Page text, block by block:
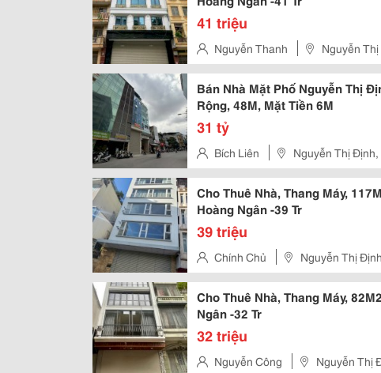
41 triệu
Nguyễn Thanh Nguyễn
Bán Nhà Mặt Phố Nguyễn Thị
Rộng, 48M, Mặt Tiền 6M
31 tỷ
Bích Liên Nguyễn Thị
Cho Thuê Nhà, Thang Máy,
Hoàng Ngân -39 Tr
39 triệu
Chính Chủ Nguyễn Thị
Cho Thuê Nhà, Thang Máy,
Ngân -32 Tr
32 triệu
Nguyễn Công Nguyễn Thị